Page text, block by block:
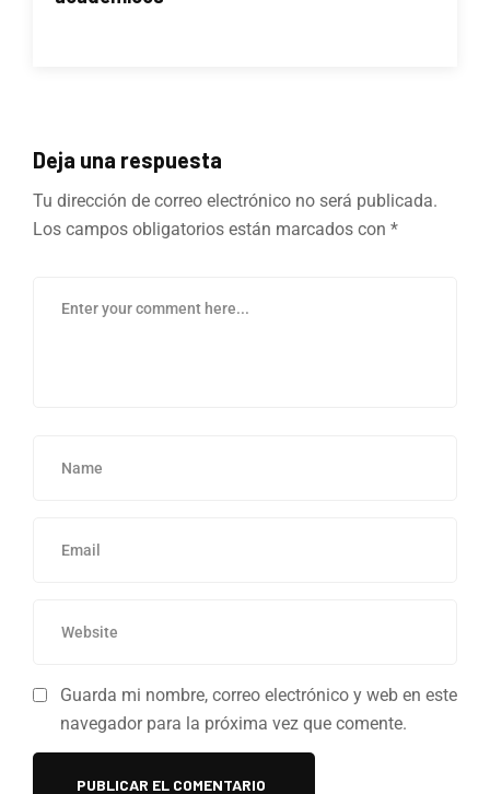
Deja una respuesta
Tu dirección de correo electrónico no será publicada.
Los campos obligatorios están marcados con *
Guarda mi nombre, correo electrónico y web en este
navegador para la próxima vez que comente.